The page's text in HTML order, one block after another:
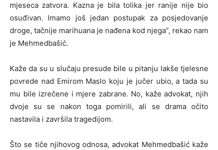
mjeseca zatvora. Kazna je bila tolika jer ranije nije bio
osuđivan. Imamo još jedan postupak za posjedovanje
droge, tačnije marihuana je nađena kod njega”, rekao nam
je Mehmedbašić.
Kaže da su u slučaju presude bile u pitanju lakše tjelesne
povrede nad Emirom Maslo koju je jučer ubio, a tada su
mu bile izrečene i mjere zabrane. No, kaže advokat, njih
dvoje su se nakon toga pomirili, ali se drama očito
nastavila i završila tragedijom.
Što se tiče njihovog odnosa, advokat Mehmedbašić kaže